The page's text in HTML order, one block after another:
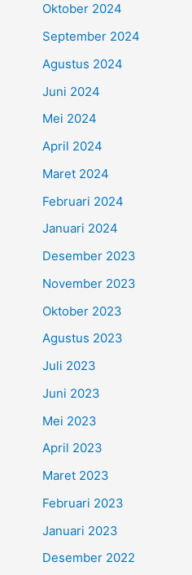
Oktober 2024
September 2024
Agustus 2024
Juni 2024
Mei 2024
April 2024
Maret 2024
Februari 2024
Januari 2024
Desember 2023
November 2023
Oktober 2023
Agustus 2023
Juli 2023
Juni 2023
Mei 2023
April 2023
Maret 2023
Februari 2023
Januari 2023
Desember 2022